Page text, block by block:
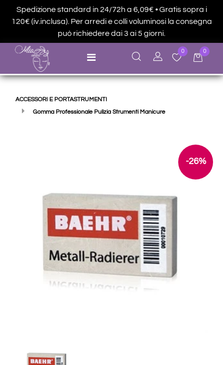
Spedizione standard in 24/72h a 6,09€ • Gratis sopra i
120€ (iv.inclusa). Per arredi e colli voluminosi la consegna
può richiedere dai 3 ai 5 giorni.
Open menu
0 0
ACCESSORI E PORTASTRUMENTI
Gomma Professionale Pulizia Strumenti Manicure
-26%